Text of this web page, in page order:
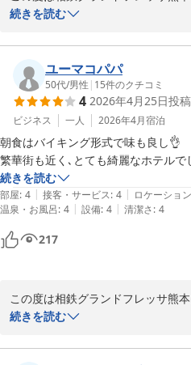
2026-02-28
とうございます。
熊本城マラソンご参加のために当
しく思います。朝食の開始時間や
いただき、心より感謝申し上げま
とって朝食の時間が早い方が便利
指摘は、今後のサービス向上の参
一方で、立地や清潔さ、お部屋の
栄です。今後もお客様にお得で快
タッフ一同努めてまいります。
来年のマラソンご参加の際もスタ
す。
フロントスタッフ
相鉄グランドフレッサ 熊本
2026-02-19
続きを読む
ユーマコパパ
50代/男性 | 15件のクチコミ
4 2026年4月25日投稿
ビジネス 一人 2026年4月宿泊
朝食はバイキング形式で味も良し👌
繁華街も近く､とても綺麗なホテルで
続きを読む
部屋: 4 | 接客・サービス: 4 | ロケーション
温泉・お風呂: 4 | 設備: 4 | 清潔さ: 4
217
この度は相鉄グランドフレッサ熊
とうございます。
朝食バイキングの味、ホテルの清
続きを読む